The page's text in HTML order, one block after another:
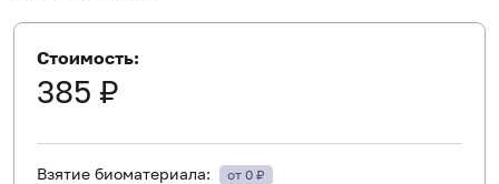
Стоимость:
385 ₽
Взятие биоматериала: от 0 ₽